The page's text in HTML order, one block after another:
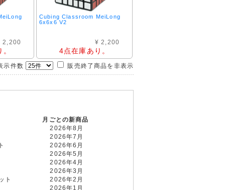
2,200
Cubing Classroom MeiLong
6x6x6 V2
¥ 2,200
4点在庫あり。
件数 販売終了商品を非表示
ト
月ごとの新商品
2026年8月
2026年7月
2026年6月
2026年5月
2026年4月
2026年3月
2026年2月
2026年1月